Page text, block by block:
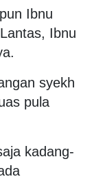
Ibnu
Ibnu
syekh
pula
kadang-